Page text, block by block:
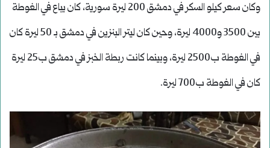
وكان سعر كيلو السكر في دمشق 200 ليرة سورية، كان يباع في الغوطة
بين 3500 و4000 ليرة، وحين كان ليتر البنزين في دمشق بـ 50 ليرة كان
في الغوطة ب2500 ليرة، وبينما كانت ربطة الخبز في دمشق ب25 ليرة
كان في الغوطة ب700 ليرة.